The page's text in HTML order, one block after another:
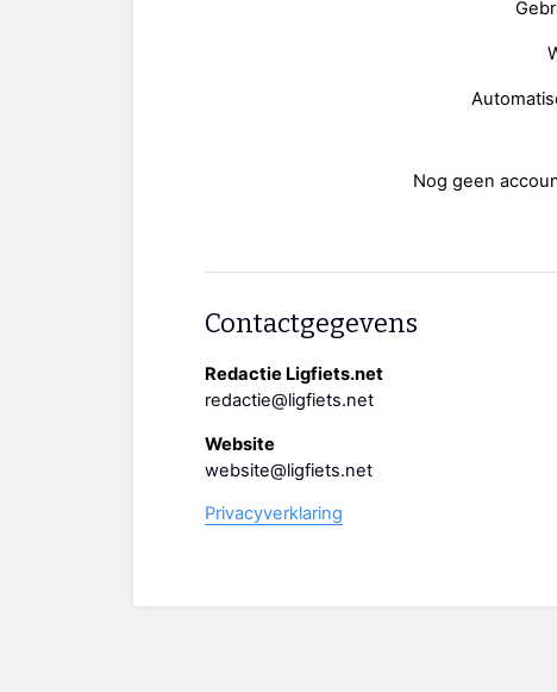
Nog geen
Contactgegevens
Redactie Ligfiets.net
redactie@ligfiets.net
Website
website@ligfiets.net
Privacyverklaring